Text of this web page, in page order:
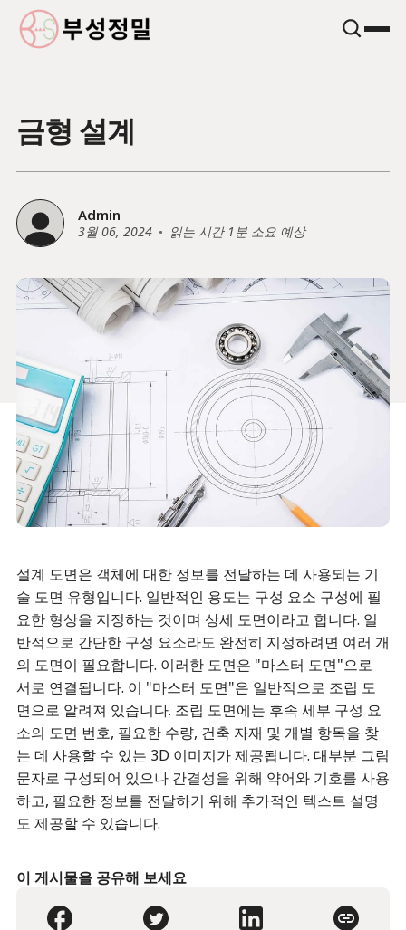
금형 설계
Admin
3월 06, 2024 읽는 시간 1분 소요 예상
설계 도면은 객체에 대한 정보를 전달하는 데 사용되는 기
술 도면 유형입니다. 일반적인 용도는 구성 요소 구성에 필
요한 형상을 지정하는 것이며 상세 도면이라고 합니다. 일
반적으로 간단한 구성 요소라도 완전히 지정하려면 여러 개
의 도면이 필요합니다. 이러한 도면은 "마스터 도면"으로
서로 연결됩니다. 이 "마스터 도면"은 일반적으로 조립 도
면으로 알려져 있습니다. 조립 도면에는 후속 세부 구성 요
소의 도면 번호, 필요한 수량, 건축 자재 및 개별 항목을 찾
는 데 사용할 수 있는 3D 이미지가 제공됩니다. 대부분 그림
문자로 구성되어 있으나 간결성을 위해 약어와 기호를 사용
하고, 필요한 정보를 전달하기 위해 추가적인 텍스트 설명
도 제공할 수 있습니다.
이 게시물을 공유해 보세요